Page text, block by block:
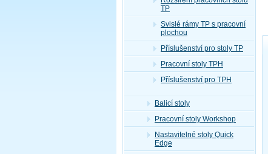
TP
Svislé rámy TP s pracovní
plochou
Příslušenství pro stoly TP
Pracovní stoly TPH
Příslušenství pro TPH
Balicí stoly
Pracovní stoly Workshop
Nastavitelné stoly Quick
Edge